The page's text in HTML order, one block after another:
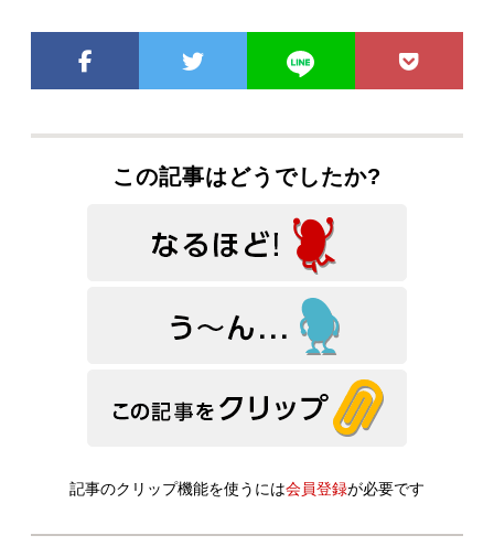
この記事はどうでしたか?
記事のクリップ機能を使うには会員登録が必要です